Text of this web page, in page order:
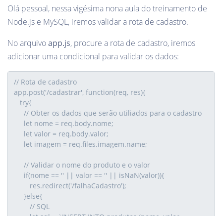
Olá pessoal, nessa vigésima nona aula do treinamento de
Node.js e MySQL, iremos validar a rota de cadastro.
No arquivoapp.js, procure a rota de cadastro, iremos
adicionar uma condicional para validar os dados: